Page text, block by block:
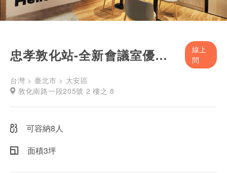
忠孝敦化站-全新會議室優惠出租中!
線上
問
台灣 > 臺北市 > 大安區
敦化南路一段205號 2 樓之 8
可容納8人
面積3坪